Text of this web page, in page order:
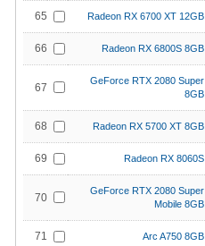
65 Radeon RX 6700 XT 12GB
66 Radeon RX 6800S 8GB
67
GeForce RTX 2080 Super
8GB
68 Radeon RX 5700 XT 8GB
69 Radeon RX 8060S
70
GeForce RTX 2080 Super
Mobile 8GB
71 Arc A750 8GB